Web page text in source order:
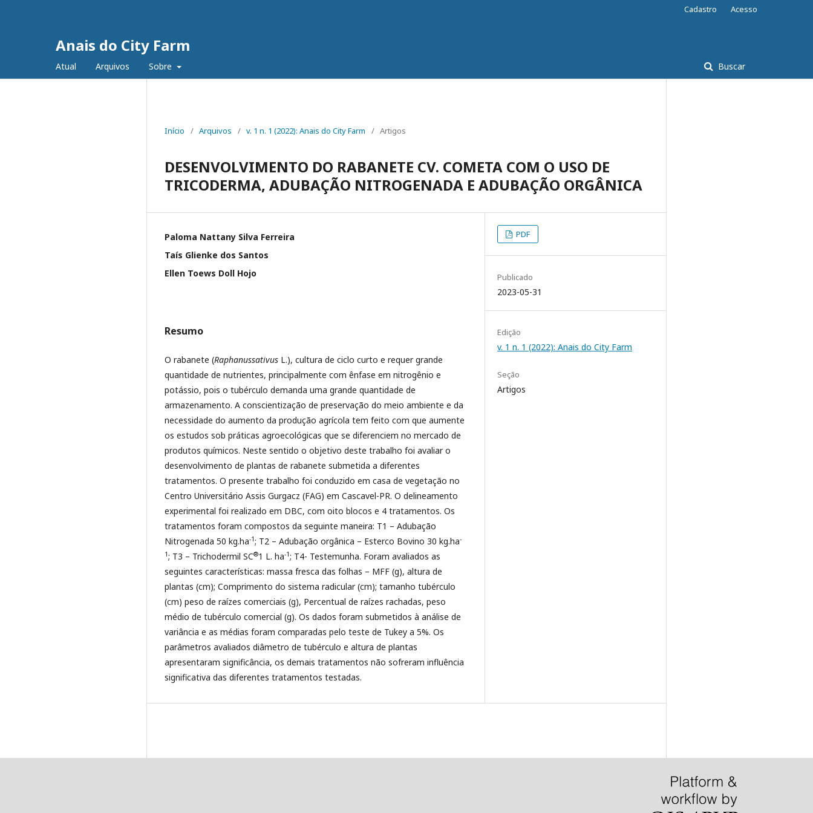
Anais do City Farm
Atual Arquivos Sobre Buscar
Cadastro Acesso
Início / Arquivos / v. 1 n. 1 (2022): Anais do City Farm / Artigos
DESENVOLVIMENTO DO RABANETE CV. COMETA COM O USO DE
TRICODERMA, ADUBAÇÃO NITROGENADA E ADUBAÇÃO ORGÂNICA
Paloma Nattany Silva Ferreira
Taís Glienke dos Santos
Ellen Toews Doll Hojo
Resumo
O rabanete (Raphanussativus L.), cultura de ciclo curto e requer grande
quantidade de nutrientes, principalmente com ênfase em nitrogênio e
potássio, pois o tubérculo demanda uma grande quantidade de
armazenamento. A conscientização de preservação do meio ambiente e da
necessidade do aumento da produção agrícola tem feito com que aumente
os estudos sob práticas agroecológicas que se diferenciem no mercado de
produtos químicos. Neste sentido o objetivo deste trabalho foi avaliar o
desenvolvimento de plantas de rabanete submetida a diferentes
tratamentos. O presente trabalho foi conduzido em casa de vegetação no
Centro Universitário Assis Gurgacz (FAG) em Cascavel-PR. O delineamento
experimental foi realizado em DBC, com oito blocos e 4 tratamentos. Os
tratamentos foram compostos da seguinte maneira: T1 – Adubação
Nitrogenada 50 kg.ha-1; T2 – Adubação orgânica – Esterco Bovino 30 kg.ha-
1; T3 – Trichodermil SC®1 L. ha-1; T4- Testemunha. Foram avaliados as
seguintes características: massa fresca das folhas – MFF (g), altura de
plantas (cm); Comprimento do sistema radicular (cm); tamanho tubérculo
(cm) peso de raízes comerciais (g), Percentual de raízes rachadas, peso
médio de tubérculo comercial (g). Os dados foram submetidos à análise de
variância e as médias foram comparadas pelo teste de Tukey a 5%. Os
parâmetros avaliados diâmetro de tubérculo e altura de plantas
apresentaram significância, os demais tratamentos não sofreram influência
significativa das diferentes tratamentos testadas.
PDF
Publicado
2023-05-31
Edição
v. 1 n. 1 (2022): Anais do City Farm
Seção
Artigos